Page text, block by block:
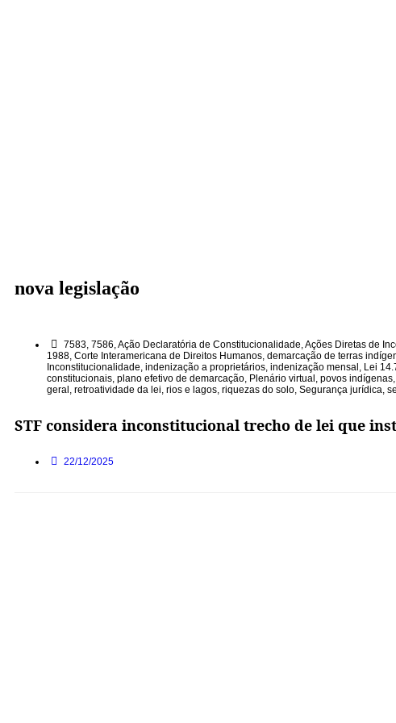
nova legislação
7583, 7586,Ação Declaratória de Constitucionalidade,Ações Diretas de
1988, Corte Interamericana de Direitos Humanos, demarcação de terras
Inconstitucionalidade, indenização a proprietários, indenização mensal , Lei
constitucionais, plano efetivo de demarcação, Plenário virtual , povos indígenas,
geral , retroatividade da lei, rios e lagos, riquezas do solo, Segurança jurídica,
STF considera inconstitucional trecho de lei que
22/12/2025